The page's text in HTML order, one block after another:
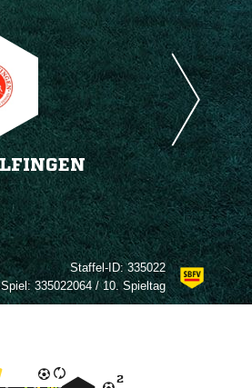
Staffel-ID:335022
Spiel:335022064 / 10. Spieltag
